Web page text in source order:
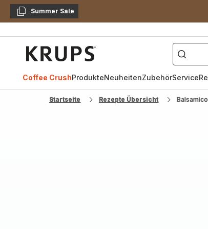
KopierenSummer Sale
Coffee CrushProdukteNeuheitenZubehörService
Startseite Rezepte Übersicht